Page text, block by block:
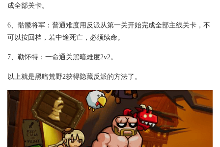
成全部关卡。
6、骷髅将军：普通难度用反派从第一关开始完成全部主线关卡，不
可以按回档，若中途死亡，必须续命。
7、勒怀特：一命通关黑暗难度2v2。
以上就是黑暗荒野2获得隐藏反派的方法了。